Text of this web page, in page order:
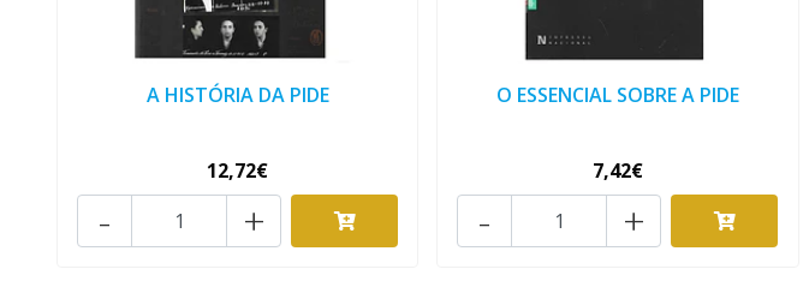
A HISTÓRIA DA PIDE
12,72€
+
-
O ESSENCIAL SOBRE A PIDE
7,42€
+
-